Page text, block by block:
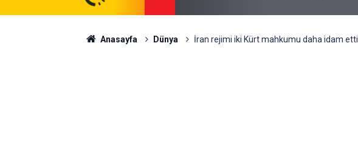
Anasayfa Dünya İran rejimi iki Kürt mahkumu daha idam etti